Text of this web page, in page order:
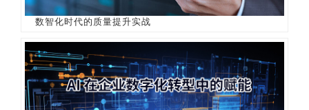
数智化时代的质量提升实战